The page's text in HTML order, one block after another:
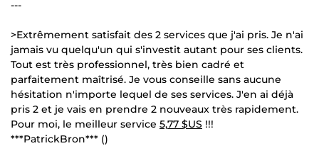
---
>Extrêmement satisfait des 2 services que j'ai pris. Je n'ai
jamais vu quelqu'un qui s'investit autant pour ses clients.
Tout est très professionnel, très bien cadré et
parfaitement maîtrisé. Je vous conseille sans aucune
hésitation n'importe lequel de ses services. J'en ai déjà
pris 2 et je vais en prendre 2 nouveaux très rapidement.
Pour moi, le meilleur service 5,77 $US !!!
***PatrickBron*** ()